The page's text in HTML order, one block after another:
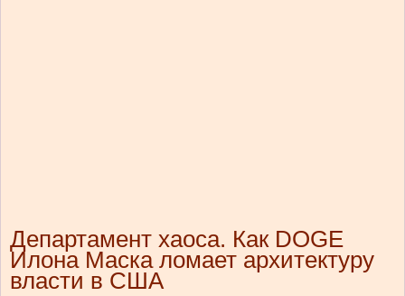
Департамент хаоса. Как DOGE
Илона Маска ломает архитектуру
власти в США